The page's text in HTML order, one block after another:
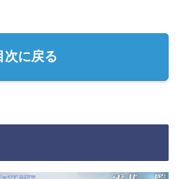
次に戻る